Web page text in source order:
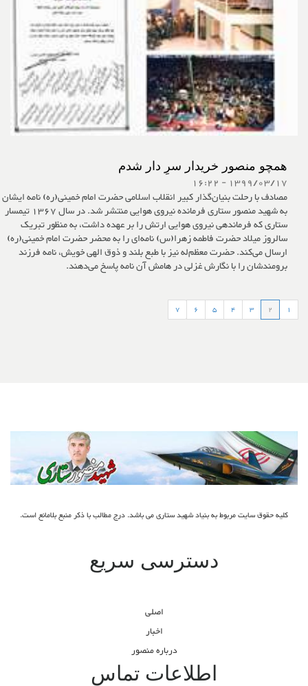
همچو منصور خریدار سرِ دار شدم
1399/03/17 - 16:22
مصادف با رحلت بنیان‌گذار کبیر انقلاب اسلامی حضرت امام خمینی(ره) نامه ایشان
به شهید منصور ستاری فرمانده نیروی هوایی منتشر شد. در سال 1367 تیمسار
ستاری که فرماندهی نیروی هوایی ارتش را بر عهده داشت، به منظور تبریک
سالروز میلاد حضرت فاطمه زهرا(س) نامه‌ای را به محضر حضرت امام خمینی(ره)
ارسال می‌کند. حضرت معظم‌له‌ نیز با طبع بلند و ذوق الهی خویش،‌ نامه فرزند
برومندشان را با نگارش غزلی در هامش آن نامه پاسخ می‌دهند.
1
2
3
4
5
6
7
کلیه حقوق سایت مربوط به بنیاد شهید ستاری می باشد. درج مطالب با ذکر منبع بلامانع است.
دسترسی سریع
اصلی
اخبار
درباره منصور
اطلاعات تماس